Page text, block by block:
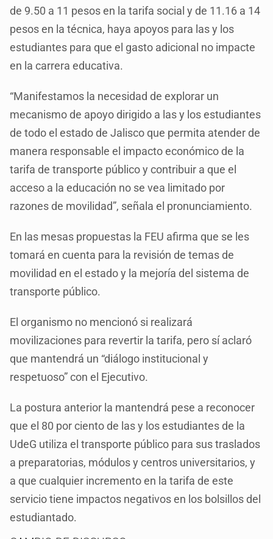
de 9.50 a 11 pesos en la tarifa social y de 11.16 a 14
pesos en la técnica, haya apoyos para las y los
estudiantes para que el gasto adicional no impacte
en la carrera educativa.
“Manifestamos la necesidad de explorar un
mecanismo de apoyo dirigido a las y los estudiantes
de todo el estado de Jalisco que permita atender de
manera responsable el impacto económico de la
tarifa de transporte público y contribuir a que el
acceso a la educación no se vea limitado por
razones de movilidad”, señala el pronunciamiento.
En las mesas propuestas la FEU afirma que se les
tomará en cuenta para la revisión de temas de
movilidad en el estado y la mejoría del sistema de
transporte público.
El organismo no mencionó si realizará
movilizaciones para revertir la tarifa, pero sí aclaró
que mantendrá un “diálogo institucional y
respetuoso” con el Ejecutivo.
La postura anterior la mantendrá pese a reconocer
que el 80 por ciento de las y los estudiantes de la
UdeG utiliza el transporte público para sus traslados
a preparatorias, módulos y centros universitarios, y
a que cualquier incremento en la tarifa de este
servicio tiene impactos negativos en los bolsillos del
estudiantado.